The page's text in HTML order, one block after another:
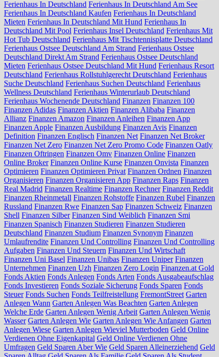
Ferienhaus In Deutschland Ferienhaus In Deutschland Am See
Ferienhaus In Deutschland Kaufen Ferienhaus In Deutschland
Mieten Ferienhaus In Deutschland Mit Hund Ferienhaus In
Deutschland Mit Pool Ferienhaus Insel Deutschland Ferienhaus Mit
Hot Tub Deutschland Ferienhaus Mit Tischtennisplatte Deutschland
Ferienhaus Ostsee Deutschland Am Strand Ferienhaus Ostsee
Deutschland Direkt Am Strand Ferienhaus Ostsee Deutschland
Mieten Ferienhaus Ostsee Deutschland Mit Hund Ferienhaus Resort
Deutschland Ferienhaus Rollstuhlgerecht Deutschland Ferienhaus
Suche Deutschland Ferienhaus Suchen Deutschland Ferienhaus
Wellness Deutschland Ferienhaus Winterurlaub Deutschland
Ferienhaus Wochenende Deutschland Finanzen Finanzen 100
Finanzen Adidas Finanzen Aktien Finanzen Alibaba Finanzen
Allianz Finanzen Amazon Finanzen Anleihen Finanzen App
Finanzen Apple Finanzen Ausbildung Finanzen Avis Finanzen
Definition Finanzen Englisch Finanzen Net Finanzen Net Broker
Finanzen Net Zero Finanzen Net Zero Promo Code Finanzen Oatly
Finanzen Oftringen Finanzen Omv Finanzen Online Finanzen
Online Broker Finanzen Online Kurse Finanzen Onvista Finanzen
Optimieren Finanzen Optimieren Privat Finanzen Ordnen Finanzen
Organisieren Finanzen Organisieren App Finanzen Raps Finanzen
Real Madrid Finanzen Realtime Finanzen Rechner Finanzen Reddit
Finanzen Rheinmetall Finanzen Rohstoffe Finanzen Rubel Finanzen
Russland Finanzen Rwe Finanzen Sap Finanzen Schweiz Finanzen
Shell Finanzen Silber Finanzen Sind Weiblich Finanzen Smi
Finanzen Spanisch Finanzen Studieren Finanzen Studieren
Deutschland Finanzen Studium Finanzen Synonym Finanzen
Umlaufrendite Finanzen Und Controlling Finanzen Und Controlling
Aufgaben Finanzen Und Steuern Finanzen Und Wirtschaft
Finanzen Uni Basel Finanzen Unibas Finanzen Uniper Finanzen
Unternehmen Finanzen Uzh Finanzen Zero Login Finanzen.at Gold
Fonds Aktien Fonds Anlegen Fonds Arten Fonds Ausgabeaufschlag
Fonds Investieren Fonds Soziale Sicherung Fonds Sparen Fonds
Steuer Fonds Suchen Fonds Teilfreistellung FremontStreet Garten
Anlegen Wann Garten Anlegen Was Beachten Garten Anlegen
Welche Erde Garten Anlegen Wenig Arbeit Garten Anlegen Wenig
Wasser Garten Anlegen Wie Garten Anlegen Wie Anfangen Garten
Anlegen Wiese Garten Anlegen Wieviel Mutterboden Geld Online
Verdienen Ohne Eigenkapital Geld Online Verdienen Ohne
Umfragen Geld Sparen Aber Wie Geld Sparen Alleinerziehend Geld